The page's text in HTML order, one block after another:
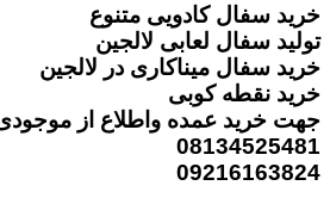
خرید سفال کادویی متنوع
تولید سفال لعابی لالجین
خرید سفال میناکاری در لالجین
خرید نقطه کوبی
جهت خرید عمده واطلاع از
08134525481
09216163824